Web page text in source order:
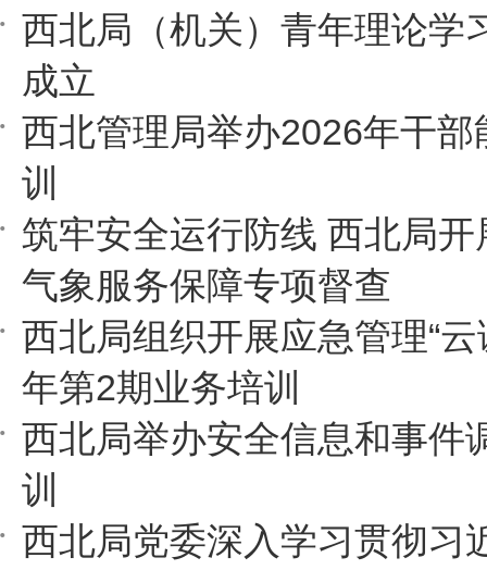
西北局（机关）青年理论学
成立
西北管理局举办2026年干部
训
筑牢安全运行防线 西北局开
气象服务保障专项督查
西北局组织开展应急管理“云
年第2期业务培训
西北局举办安全信息和事件
训
西北局党委深入学习贯彻习